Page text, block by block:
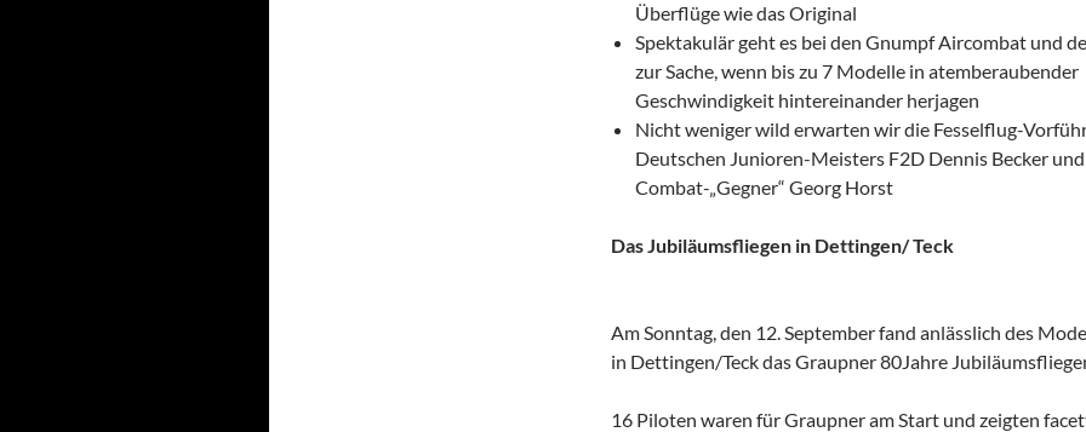
Überflüge wie das Original
Spektakulär geht es bei den Gnumpf Aircombat und
zur Sache, wenn bis zu 7 Modelle in atemberaubender
Geschwindigkeit hintereinander herjagen
Nicht weniger wild erwarten wir die Fesselflug-
Deutschen Junioren-Meisters F2D Dennis Becker
Combat-„Gegner“ Georg Horst
Das Jubiläumsfliegen in Dettingen/ Teck
Am Sonntag, den 12. September fand anlässlich des
in Dettingen/Teck das Graupner 80Jahre
16 Piloten waren für Graupner am Start und zeigten